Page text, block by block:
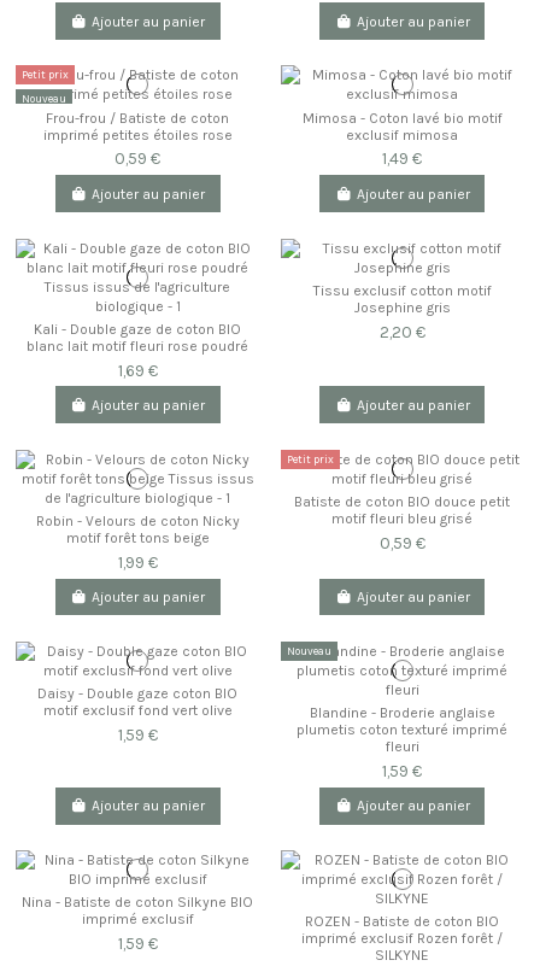
Ajouter au panier Ajouter au panier
Petit prix
Nouveau
Frou-frou / Batiste de coton
imprimé petites étoiles rose
0,59 €
Ajouter au panier
Mimosa - Coton lavé bio motif
exclusif mimosa
1,49 €
Ajouter au panier
Kali - Double gaze de coton BIO
blanc lait motif fleuri rose poudré
1,69 €
Ajouter au panier
Tissu exclusif cotton motif
Josephine gris
2,20 €
Ajouter au panier
Robin - Velours de coton Nicky
motif forêt tons beige
1,99 €
Ajouter au panier
Petit prix
Batiste de coton BIO douce petit
motif fleuri bleu grisé
0,59 €
Ajouter au panier
Daisy - Double gaze coton BIO
motif exclusif fond vert olive
1,59 €
Ajouter au panier
Nouveau
Blandine - Broderie anglaise
plumetis coton texturé imprimé
fleuri
1,59 €
Ajouter au panier
Nina - Batiste de coton Silkyne BIO
imprimé exclusif
1,59 €
ROZEN - Batiste de coton BIO
imprimé exclusif Rozen forêt /
SILKYNE